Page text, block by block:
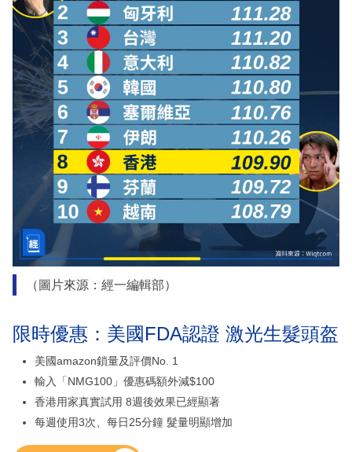
（圖片來源：經一編輯部）
限時優惠：美國FDA認證 激光生髮頭盔
美國amazon鎖量及評價No. 1
輸入「NMG100」優惠碼額外減$100
香港用家真實試用 8週後效果已經顯著
每週使用3次、每日25分鐘 髮量明顯增加